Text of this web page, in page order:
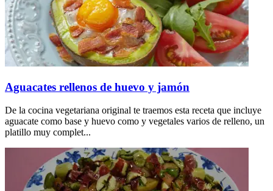
Aguacates rellenos de huevo y jamón
De la cocina vegetariana original te traemos esta receta que incluye
aguacate como base y huevo como y vegetales varios de relleno, un
platillo muy complet...